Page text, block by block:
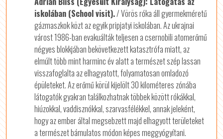
iskolában (School visit)./ Vörös róka áll gyermekméretű
gázmaszkok közt az egyik pripjatyi iskolában. Az ukrajnai
várost 1986-ban evakuálták teljesen a csernobili atomerőmű
négyes blokkjában bekövetkezett katasztrófa miatt, az
elmúlt több mint harminc év alatt a természet szép lassan
visszafoglalta az elhagyatott, folyamatosan omladozó
épületeket. Az erőmű körül kijelölt 30 kilométeres zónába
látogatók gyakran találkozhatnak többek között rókákkal,
hiúzokkal, vaddisznókkal, szarvasfélékkel, annak jeleként,
hogy az ember által megsebzett majd elhagyott területeket
a természet bámulatos módon képes meggyógyítani.